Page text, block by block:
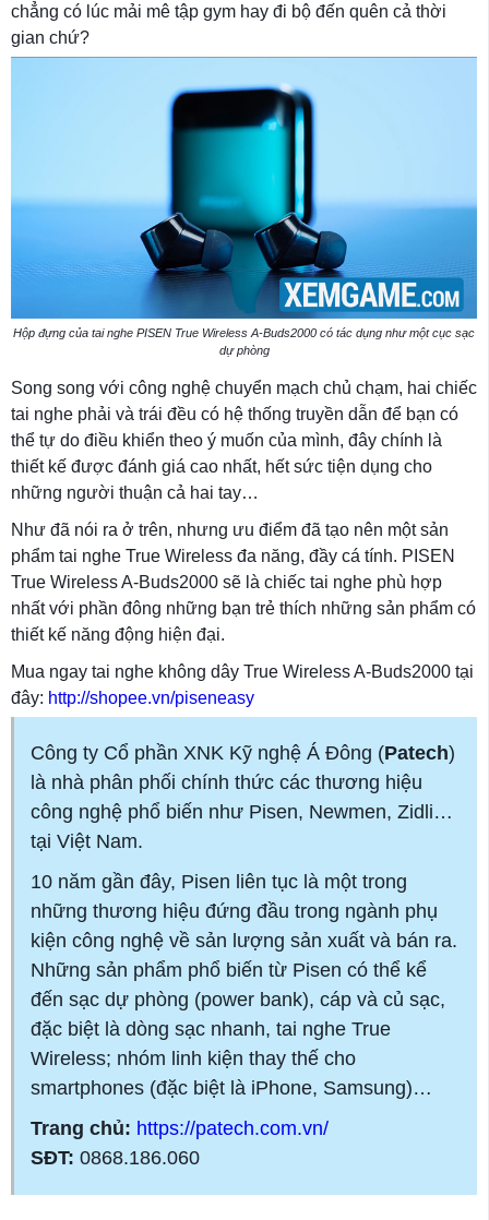
chẳng có lúc mải mê tập gym hay đi bộ đến quên cả thời
gian chứ?
Hộp đựng của tai nghe PISEN True Wireless A-Buds2000 có tác dụng như một cục sạc
dự phòng
Song song với công nghệ chuyển mạch chủ chạm, hai chiếc
tai nghe phải và trái đều có hệ thống truyền dẫn để bạn có
thể tự do điều khiển theo ý muốn của mình, đây chính là
thiết kế được đánh giá cao nhất, hết sức tiện dụng cho
những người thuận cả hai tay…
Như đã nói ra ở trên, nhưng ưu điểm đã tạo nên một sản
phẩm tai nghe True Wireless đa năng, đầy cá tính. PISEN
True Wireless A-Buds2000 sẽ là chiếc tai nghe phù hợp
nhất với phần đông những bạn trẻ thích những sản phẩm có
thiết kế năng động hiện đại.
Mua ngay tai nghe không dây True Wireless A-Buds2000 tại
đây: http://shopee.vn/piseneasy
Công ty Cổ phần XNK Kỹ nghệ Á Đông (Patech)
là nhà phân phối chính thức các thương hiệu
công nghệ phổ biến như Pisen, Newmen, Zidli…
tại Việt Nam.
10 năm gần đây, Pisen liên tục là một trong
những thương hiệu đứng đầu trong ngành phụ
kiện công nghệ về sản lượng sản xuất và bán ra.
Những sản phẩm phổ biến từ Pisen có thể kể
đến sạc dự phòng (power bank), cáp và củ sạc,
đặc biệt là dòng sạc nhanh, tai nghe True
Wireless; nhóm linh kiện thay thế cho
smartphones (đặc biệt là iPhone, Samsung)…
Trang chủ: https://patech.com.vn/
SĐT: 0868.186.060